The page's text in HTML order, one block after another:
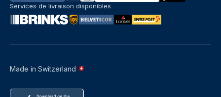
Made in Switzerland
Services de livraison disponibles